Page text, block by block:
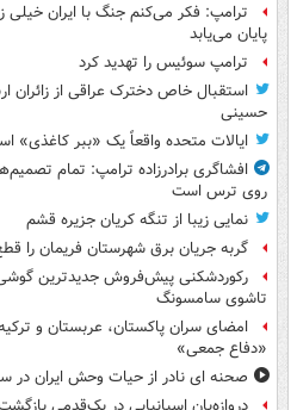
ترامپ: فکر می‌کنم جنگ با ایران خیلی
پایان می‌یابد
ترامپ سوئیس را تهدید کرد
استقبال خاص دخترک عراقی از زائران
حسینی
ایالات متحده واقعاً یک «ببر کاغذی»
افشاگری برادرزاده ترامپ: تمام
روی ترس است
نمایی زیبا از تنگه کریان جزیره قشم
گربه جریان برق شهرستان فریمان را
رکوردشکنی پیش‌فروش جدیدترین
تاشوی سامسونگ
امضای سران پاکستان، عربستان و
«دفاع جمعی»
صحنه ای نادر از حیات وحش ایران در